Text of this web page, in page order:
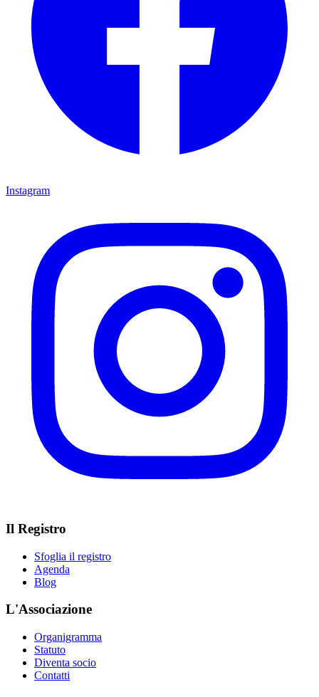
Instagram
Il Registro
Sfoglia il registro
Agenda
Blog
L'Associazione
Organigramma
Statuto
Diventa socio
Contatti